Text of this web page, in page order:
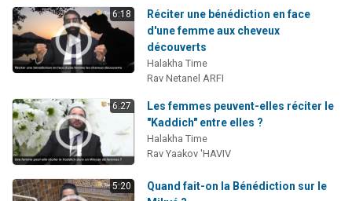
6:18
Réciter une bénédiction en face
d'une femme aux cheveux
découverts
Halakha Time
Rav Netanel ARFI
6:27
Les femmes peuvent-elles réciter le
"Kaddich" entre elles ?
Halakha Time
Rav Yaakov 'HAVIV
5:20
Quand fait-on la Bénédiction sur le